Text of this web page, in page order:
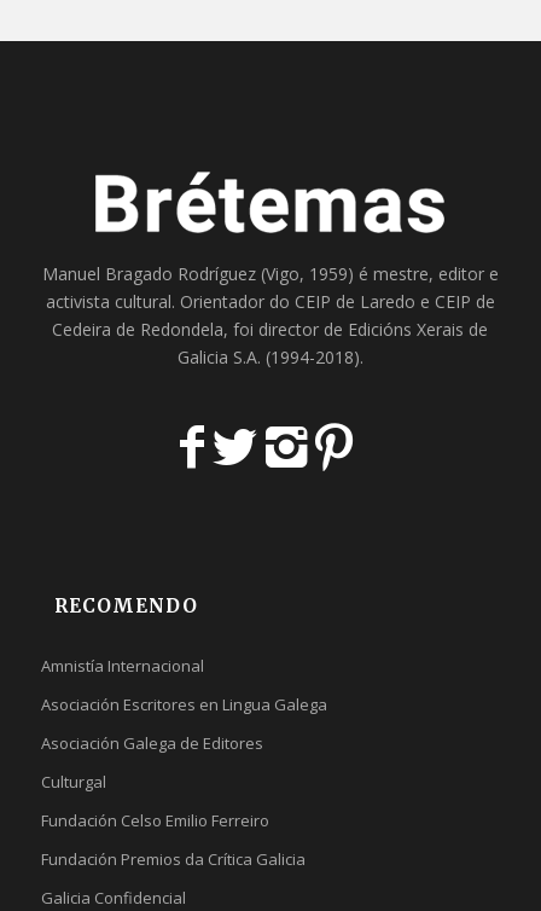
Manuel Bragado Rodríguez (Vigo, 1959) é mestre, editor e
activista cultural. Orientador do CEIP de Laredo e CEIP de
Cedeira de Redondela, foi director de Edicións Xerais de
Galicia S.A. (1994-2018).
RECOMENDO
Amnistía Internacional
Asociación Escritores en Lingua Galega
Asociación Galega de Editores
Culturgal
Fundación Celso Emilio Ferreiro
Fundación Premios da Crítica Galicia
Galicia Confidencial